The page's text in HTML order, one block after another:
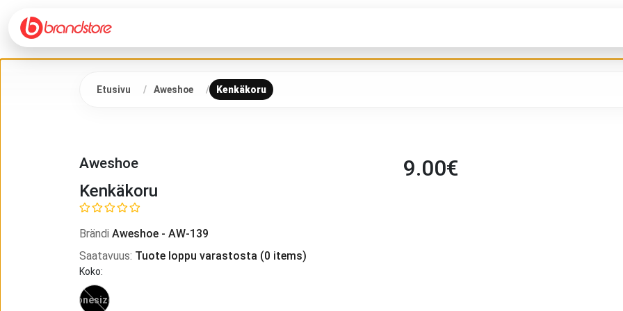
Etusivu Aweshoe Kenkäkoru
Aweshoe 9.00€
Kenkäkoru
Brändi Aweshoe - AW-139
Saatavuus: Tuote loppu varastosta (0 items)
Koko:
onesize